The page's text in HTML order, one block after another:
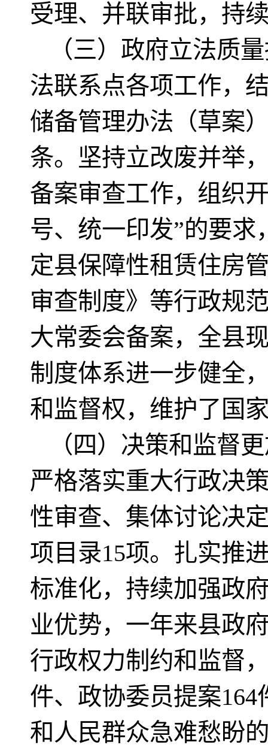
受理、并联审批，持
（三）政府立法质
法联系点各项工作，
储备管理办法（草案
条。坚持立改废并举
备案审查工作，组织
号、统一印发”的要
定县保障性租赁住房
审查制度》等行政规
大常委会备案，全县
制度体系进一步健全
和监督权，维护了国
（四）决策和监督
严格落实重大行政决
性审查、集体讨论决
项目录15项。扎实推
标准化，持续加强政
业优势，一年来县政
行政权力制约和监督
件、政协委员提案
和人民群众急难愁盼